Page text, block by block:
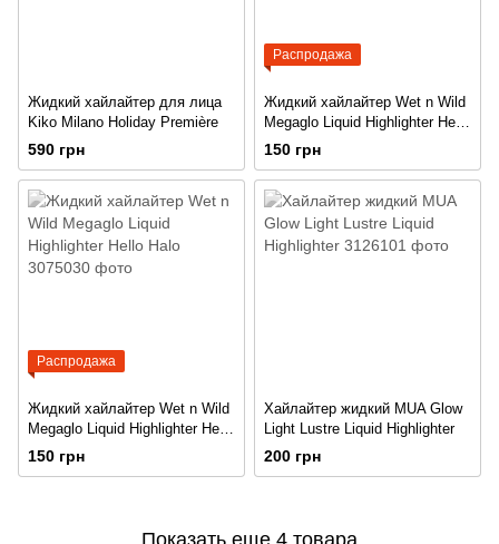
Жидкий хайлайтер для лица
Kiko Milano Holiday Première
590 грн
Распродажа
Жидкий хайлайтер Wet n Wild
Megaglo Liquid Highlighter Hello
Halo
150 грн
Распродажа
Жидкий хайлайтер Wet n Wild
Megaglo Liquid Highlighter Hello
Halo
150 грн
Хайлайтер жидкий MUA Glow
Light Lustre Liquid Highlighter
200 грн
Показать еще 4 товара